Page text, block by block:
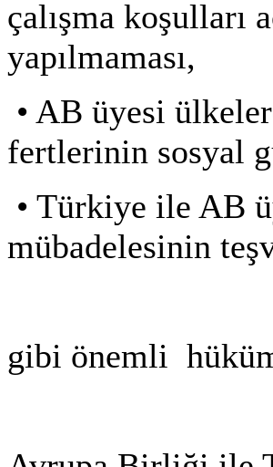
çalışma koşulları
yapılmaması,
• AB üyesi
fertlerinin sosyal
• Türkiye ile AB
mübadelesinin
gibi önemli